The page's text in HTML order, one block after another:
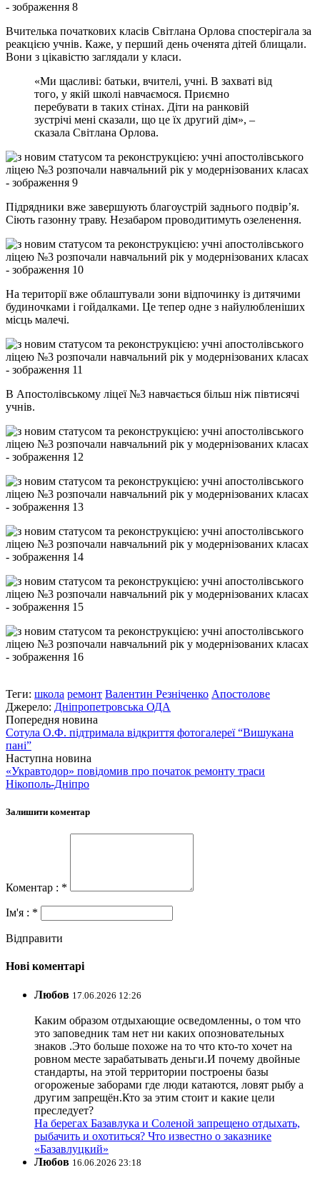
Вчителька початкових класів Світлана Орлова спостерігала за
реакцією учнів. Каже, у перший день оченята дітей блищали.
Вони з цікавістю заглядали у класи.
«Ми щасливі: батьки, вчителі, учні. В захваті від
того, у якій школі навчаємося. Приємно
перебувати в таких стінах. Діти на ранковій
зустрічі мені сказали, що це їх другий дім», –
сказала Світлана Орлова.
Підрядники вже завершують благоустрій заднього подвір’я.
Сіють газонну траву. Незабаром проводитимуть озеленення.
На території вже облаштували зони відпочинку із дитячими
будиночками і гойдалками. Це тепер одне з найулюбленіших
місць малечі.
В Апостолівському ліцеї №3 навчається більш ніж півтисячі
учнів.
Теги: школа ремонт Валентин Резніченко Апостолове
Джерело: Дніпропетровська ОДА
Попередня новина
Сотула О.Ф. підтримала відкриття фотогалереї “Вишукана
пані”
Наступна новина
«Укравтодор» повідомив про початок ремонту траси
Нікополь-Дніпро
Залишити коментар
Коментар : *
Ім'я : *
Відправити
Нові коментарі
Любов 17.06.2026 12:26
Каким образом отдыхающие осведомленны, о том что
это заповедник там нет ни каких опозновательных
знаков .Это больше похоже на то что кто-то хочет на
ровном месте зарабатывать деньги.И почему двойные
стандарты, на этой территории построены базы
огороженые заборами где люди катаются, ловят рыбу а
другим запрещён.Кто за этим стоит и какие цели
преследует?
На берегах Базавлука и Соленой запрещено отдыхать,
рыбачить и охотиться? Что известно о заказнике
«Базавлуцкий»
Любов 16.06.2026 23:18